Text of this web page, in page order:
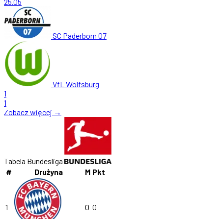
SC Paderborn 07
VfL Wolfsburg
1
1
Zobacz więcej →
Tabela Bundesliga
#
Drużyna M Pkt
1 0 0